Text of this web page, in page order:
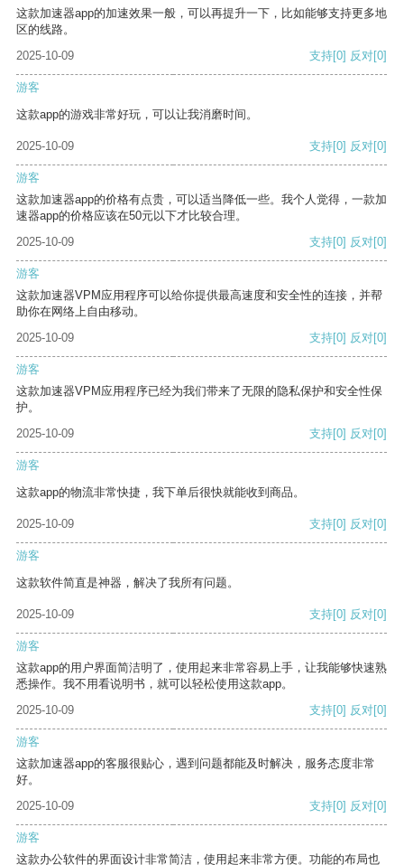
这款加速器app的加速效果一般，可以再提升一下，比如能够支持更多地
区的线路。
2025-10-09
支持[0] 反对[0]
游客
这款app的游戏非常好玩，可以让我消磨时间。
2025-10-09 支持[0] 反对[0]
游客
这款加速器app的价格有点贵，可以适当降低一些。我个人觉得，一款加
速器app的价格应该在50元以下才比较合理。
2025-10-09
支持[0] 反对[0]
游客
这款加速器VPM应用程序可以给你提供最高速度和安全性的连接，并帮
助你在网络上自由移动。
2025-10-09
支持[0] 反对[0]
游客
这款加速器VPM应用程序已经为我们带来了无限的隐私保护和安全性保
护。
2025-10-09
支持[0] 反对[0]
游客
这款app的物流非常快捷，我下单后很快就能收到商品。
2025-10-09 支持[0] 反对[0]
游客
这款软件简直是神器，解决了我所有问题。
2025-10-09 支持[0] 反对[0]
游客
这款app的用户界面简洁明了，使用起来非常容易上手，让我能够快速熟
悉操作。我不用看说明书，就可以轻松使用这款app。
2025-10-09
支持[0] 反对[0]
游客
这款加速器app的客服很贴心，遇到问题都能及时解决，服务态度非常
好。
2025-10-09
支持[0] 反对[0]
游客
这款办公软件的界面设计非常简洁，使用起来非常方便。功能的布局也